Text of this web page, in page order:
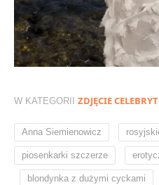
W KATEGORII ZDJĘCIE
Anna Siemienowicz
piosenkarki szczerze
blondynka z dużymi cyckami